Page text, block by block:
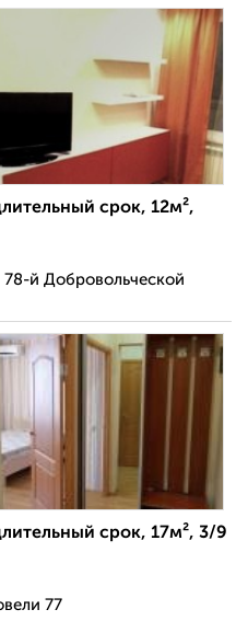
срок, 12м²,
й Добровольческой
срок, 17м², 3/9
77